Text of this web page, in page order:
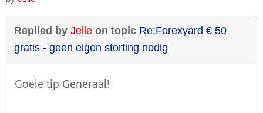
Replied by Jelle on topic Re:Forexyard € 50
gratis - geen eigen storting nodig
Goeie tip Generaal!